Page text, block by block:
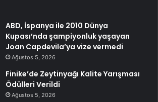
ABD, İspanya ile 2010 Dünya
Kupası’nda şampiyonluk yaşayan
Joan Capdevila’ya vize vermedi
Ağustos 5, 2026
Finike’de Zeytinyağı Kalite Yarışması
Ödülleri Verildi
Ağustos 5, 2026